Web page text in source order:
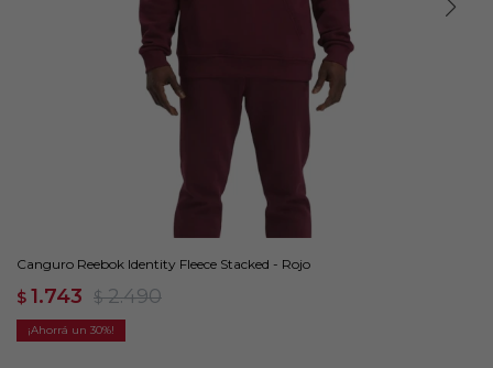
Canguro Reebok Identity Fleece Stacked - Rojo
$ 1.743 $ 2.490
30